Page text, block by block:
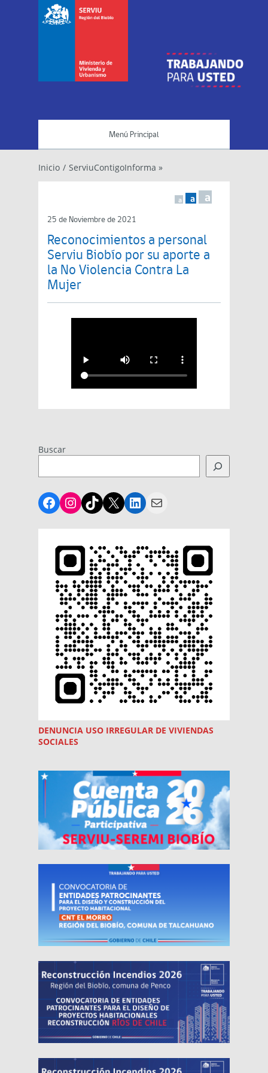
Menú Principal
Inicio / ServiuContigoInforma »
a a a
25 de Noviembre de 2021
Reconocimientos a personal
Serviu Biobío por su aporte a
la No Violencia Contra La
Mujer
Buscar
Facebook
Instagram
TikTok
X LinkedIn
Mail
DENUNCIA USO IRREGULAR DE VIVIENDAS
SOCIALES